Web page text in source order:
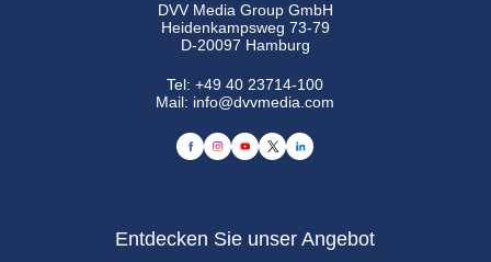
DVV Media Group GmbH
Heidenkampsweg 73-79
D-20097 Hamburg
Tel:+49 40 23714-100
Mail: info@dvvmedia.com
Entdecken Sie unser Angebot